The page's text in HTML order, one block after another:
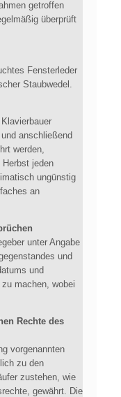
getroffen
überprüft
Fensterleder
Staubwedel.
anschließend
werden,
jeden
ungünstig
an
unter Angabe
und
und
machen, wobei
Rechte des
vorgenannten
zu den
zustehen, wie
gewährt. Die